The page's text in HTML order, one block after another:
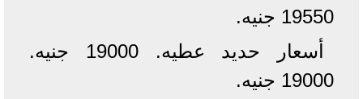
19550 جنيه.
أسعار حديد عطيه. 19000 جنيه.
19000 جنيه.